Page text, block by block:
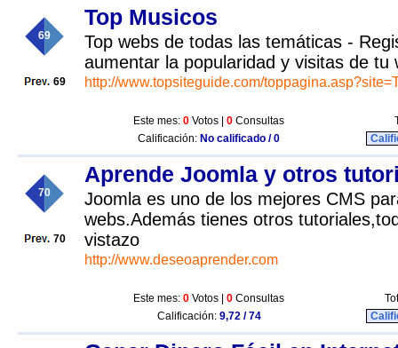
69
69
Top Musicos
Top webs de todas las temáticas -
aumentar la popularidad y visitas de tu
http://www.topsiteguide.com/
Este mes: 0 Votos | 0 Consultas
Calificación: No calificado / 0
70
70
Aprende Joomla y otros
Joomla es uno de los mejores CMS
webs.Además tienes otros
vistazo
http://www.deseoaprender.com
Este mes: 0 Votos | 0 Consultas
Calificación: 9,72 / 74